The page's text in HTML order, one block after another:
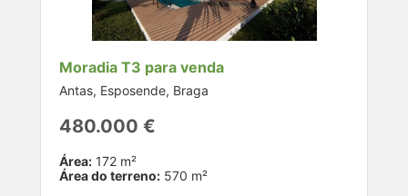
Moradia T3 para venda
Antas, Esposende, Braga
480.000 €
Área: 172 m²
Área do terreno: 570 m²